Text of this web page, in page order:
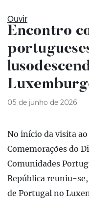
Ouvir
Encontro
05 de junho de 2026
No início da visita
Comemorações do
Comunidades
República reuniu-
de Portugal no